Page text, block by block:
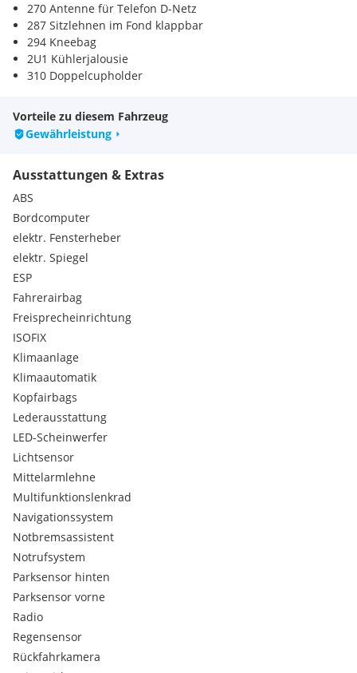
270 Antenne für Telefon D-Netz
287 Sitzlehnen im Fond klappbar
294 Kneebag
2U1 Kühlerjalousie
310 Doppelcupholder
351 Mercedes-Benz Notrufsystem
355 Erweiterte Funktionen MBUX
362 Kommunikationsmodul (LTE) für die Nutzung von
365 Festplatten-Navigation
367 Vorrüstung für Live Traffic Information
400 Armlehne im Fond
426 8G-DCT
428 Mechanisches 5-Gang Getriebe
440 TEMPOMAT
446 Touchpad
475 Reifendruckkontrolle
485 Komfortfahrwerk
500 Polsterung Leder Exklusiv Nappa
502 Innenspiegel autom. abblendb.u.Spotlicht
504 Geschwindigkeitslimit-Assistent
543 Sonnenblenden mit beleuchteten Spiegeln
548 MBUX Multimediasystem
580 Klimatisierungsautomatik THERMATIC
58U Innenhimmel Stoff kristallgrau
632 LED High Performance-Scheinwerfer
73B Ablagefach in Mittelkonsole mit Rollo
79B Vorrüstung für digitales Radio
7U1 Vordersitze mechanisch einstellbar
800 Technische Änderungen
824 Leistungsreduzierung
859 Media-Display
873 Sitzheizung für Fahrer und Beifahrer
8U8 i-Size-Kinder-Rückhaltesystem auf den äusseren
Sitzplätzen im Fond
927 Abgasreinigung EURO 6 Technik
968 COC-Papier EU6 - ohne Zulassungsbesch. Teil II
B09 Kältemittelverdichter mit Magnetkupplung
Vorteile zu diesem Fahrzeug
Gewährleistung
Ausstattungen & Extras
ABS
Bordcomputer
elektr. Fensterheber
elektr. Spiegel
ESP
Fahrerairbag
Freisprecheinrichtung
ISOFIX
Klimaanlage
Klimaautomatik
Kopfairbags
Lederausstattung
LED-Scheinwerfer
Lichtsensor
Mittelarmlehne
Multifunktionslenkrad
Navigationssystem
Notbremsassistent
Notrufsystem
Parksensor hinten
Parksensor vorne
Radio
Regensensor
Rückfahrkamera